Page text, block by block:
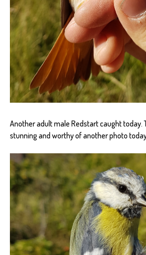
Another adult male Redstart caught today.
stunning and worthy of another photo